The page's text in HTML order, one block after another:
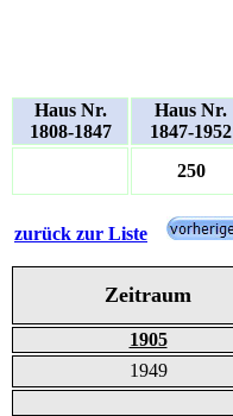
Haus Nr.
1808-1847
Haus Nr.
1847-1952
250
zurück zur Liste
Zeitraum
1905
1949